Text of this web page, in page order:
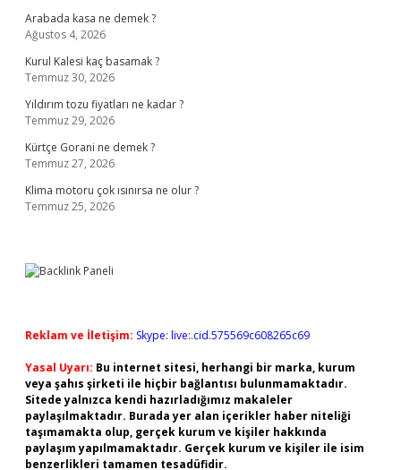
Arabada kasa ne demek ?
Ağustos 4, 2026
Kurul Kalesi kaç basamak ?
Temmuz 30, 2026
Yıldırım tozu fiyatları ne kadar ?
Temmuz 29, 2026
Kürtçe Gorani ne demek ?
Temmuz 27, 2026
Klima motoru çok ısınırsa ne olur ?
Temmuz 25, 2026
Reklam ve İletişim: Skype: live:.cid.575569c608265c69
Yasal Uyarı: Bu internet sitesi, herhangi bir marka, kurum
veya şahıs şirketi ile hiçbir bağlantısı bulunmamaktadır.
Sitede yalnızca kendi hazırladığımız makaleler
paylaşılmaktadır. Burada yer alan içerikler haber niteliği
taşımamakta olup, gerçek kurum ve kişiler hakkında
paylaşım yapılmamaktadır. Gerçek kurum ve kişiler ile isim
benzerlikleri tamamen tesadüfidir.